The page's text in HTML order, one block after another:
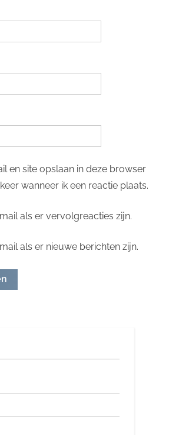
en site opslaan in deze browser
wanneer ik een reactie plaats.
als er vervolgreacties zijn.
als er nieuwe berichten zijn.